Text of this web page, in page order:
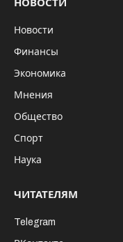
НОВОСТИ
Новости
Финансы
Экономика
Мнения
Общество
Спорт
Наука
ЧИТАТЕЛЯМ
Telegram